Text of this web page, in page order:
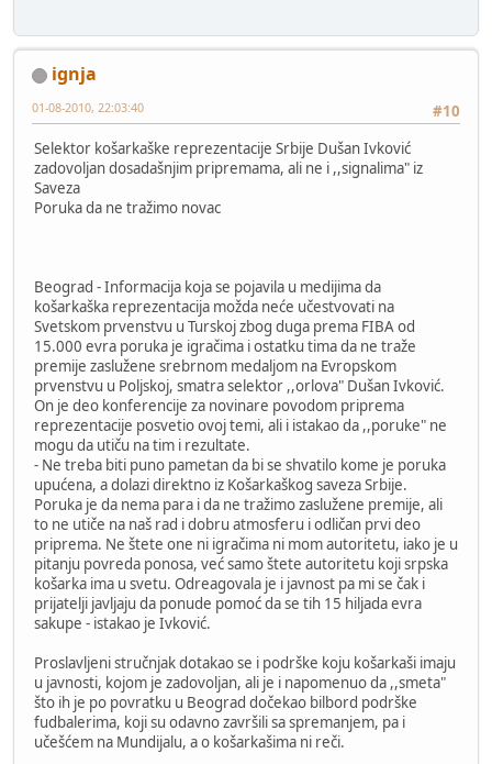
ignja
#10
01-08-2010, 22:03:40
Selektor košarkaške reprezentacije Srbije Dušan Ivković
zadovoljan dosadašnjim pripremama, ali ne i ,,signalima" iz
Saveza
Poruka da ne tražimo novac
Beograd - Informacija koja se pojavila u medijima da
košarkaška reprezentacija možda neće učestvovati na
Svetskom prvenstvu u Turskoj zbog duga prema FIBA od
15.000 evra poruka je igračima i ostatku tima da ne traže
premije zaslužene srebrnom medaljom na Evropskom
prvenstvu u Poljskoj, smatra selektor ,,orlova" Dušan Ivković.
On je deo konferencije za novinare povodom priprema
reprezentacije posvetio ovoj temi, ali i istakao da ,,poruke" ne
mogu da utiču na tim i rezultate.
- Ne treba biti puno pametan da bi se shvatilo kome je poruka
upućena, a dolazi direktno iz Košarkaškog saveza Srbije.
Poruka je da nema para i da ne tražimo zaslužene premije, ali
to ne utiče na naš rad i dobru atmosferu i odličan prvi deo
priprema. Ne štete one ni igračima ni mom autoritetu, iako je u
pitanju povreda ponosa, već samo štete autoritetu koji srpska
košarka ima u svetu. Odreagovala je i javnost pa mi se čak i
prijatelji javljaju da ponude pomoć da se tih 15 hiljada evra
sakupe - istakao je Ivković.
Proslavljeni stručnjak dotakao se i podrške koju košarkaši imaju
u javnosti, kojom je zadovoljan, ali je i napomenuo da ,,smeta"
što ih je po povratku u Beograd dočekao bilbord podrške
fudbalerima, koji su odavno završili sa spremanjem, pa i
učešćem na Mundijalu, a o košarkašima ni reči.